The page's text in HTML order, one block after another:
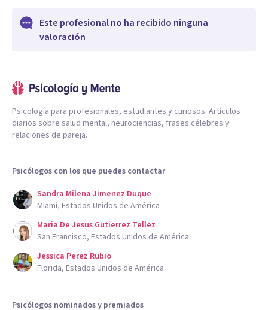
Este profesional no ha recibido ninguna
valoración
Psicología para profesionales, estudiantes y curiosos. Artículos
diarios sobre salud mental, neurociencias, frases célebres y
relaciones de pareja.
Psicólogos con los que puedes contactar
Sandra Milena Jimenez Duque
Miami, Estados Unidos de América
Maria De Jesus Gutierrez Tellez
San Francisco, Estados Unidos de América
Jessica Perez Rubio
Florida, Estados Unidos de América
Psicólogos nominados y premiados